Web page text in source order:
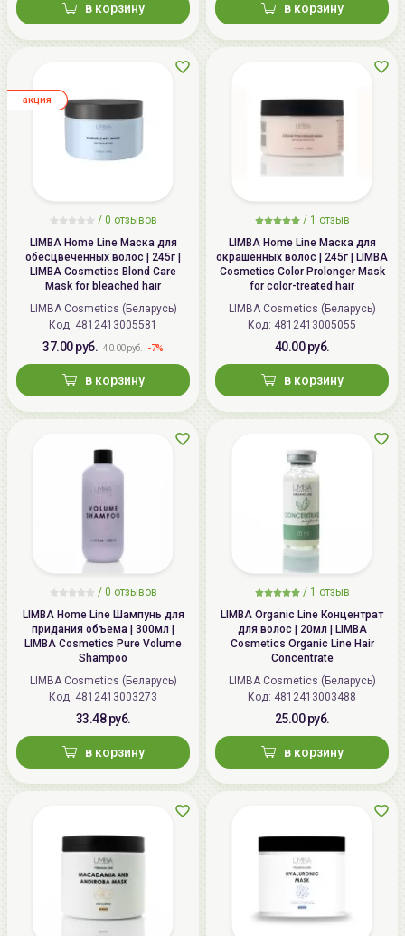
в корзину в корзину
/ 0 отзывов
LIMBA Home Line Маска для
обесцвеченных волос | 245г |
LIMBA Cosmetics Blond Care
Mask for bleached hair
LIMBA Cosmetics (Беларусь)
Код: 4812413005581
37.00 руб. 40.00 руб. -7%
в корзину
aкция
/ 1 отзыв
LIMBA Home Line Маска для
окрашенных волос | 245г | LIMBA
Cosmetics Color Prolonger Mask
for color-treated hair
LIMBA Cosmetics (Беларусь)
Код: 4812413005055
40.00 руб.
в корзину
/ 0 отзывов
LIMBA Home Line Шампунь для
придания объема | 300мл |
LIMBA Cosmetics Pure Volume
Shampoo
LIMBA Cosmetics (Беларусь)
Код: 4812413003273
33.48 руб.
в корзину
/ 1 отзыв
LIMBA Organic Line Концентрат
для волос | 20мл | LIMBA
Cosmetics Organic Line Hair
Concentrate
LIMBA Cosmetics (Беларусь)
Код: 4812413003488
25.00 руб.
в корзину